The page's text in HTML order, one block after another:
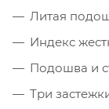
Литая
Индекс
Подошва и
Три